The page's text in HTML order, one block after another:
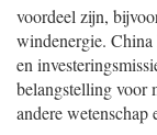
voordeel zijn,
windenergie.
en
belangstelling voor
andere wetenschap